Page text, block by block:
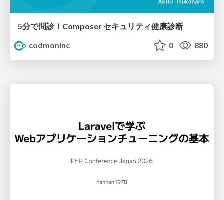
5分で問診！Composer セキュリティ健康診断
codmoninc
0 880